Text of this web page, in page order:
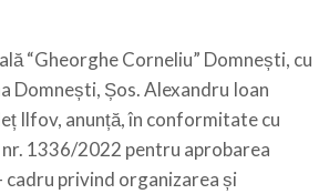
“Gheorghe Corneliu” Domnești, cu
Domnești, Șos. Alexandru Ioan
Ilfov, anunță, în conformitate cu
1336/2022 pentru aprobarea
privind organizarea și